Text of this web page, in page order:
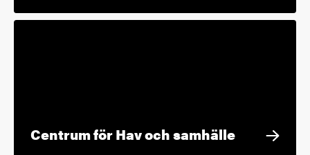
Centrum för Hav och samhälle